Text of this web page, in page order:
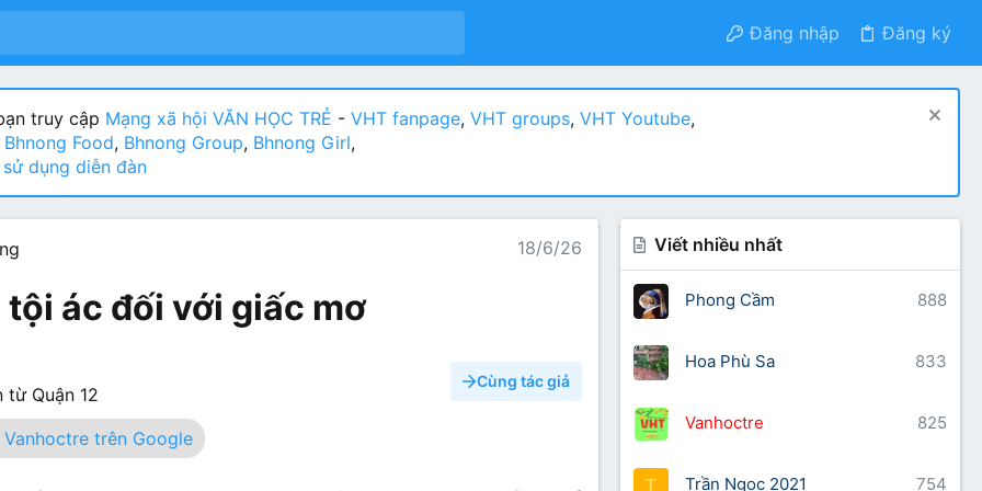
Đăng nhập Đăng ký
truy cập Mạng xã hội VĂN HỌC TRẺ - VHT fanpage, VHT groups, VHT Youtube,
Bhnong Food, Bhnong Group, Bhnong Girl,
sử dụng diễn đàn
18/6/26
ác đối với giấc mơ
từ Quận 12
Cùng tác giả
Vanhoctre trên Google
Viết nhiều nhất
888
Phong Cầm
833
Hoa Phù Sa
825
Vanhoctre
T 754
Trần Ngọc 2021